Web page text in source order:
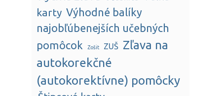
karty Výhodné balíky
najobľúbenejších učebných
pomôcok
Zošit ZUŠ Zľava na
autokorekčné
(autokorektívne) pomôcky